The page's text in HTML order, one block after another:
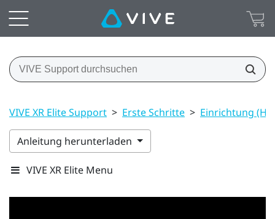
VIVE XR Elite Support > Erste Schritte > Einrichtung
Anleitung herunterladen
VIVE XR Elite Menu